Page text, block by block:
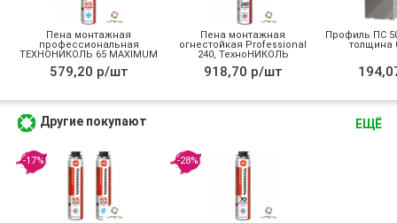
Пена монтажная
профессиональная
ТЕХНОНИКОЛЬ 65 MAXIMUM
зимняя
579,20 р/шт
Пена монтажная
огнестойкая Professional
240, ТехноНИКОЛЬ
918,70 р/шт
Профиль ПС
толщина
ЕЩЁ
Другие покупают
-17% -28%